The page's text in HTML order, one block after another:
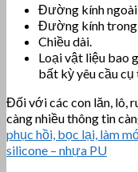
Đường kính ngoài
Đường kính trong
Chiều dài.
Loại vật liệu bao
bất kỳ yêu cầu cụ
Đối với các con lăn, lô,
càng nhiều thông tin
phục hồi, bọc lại, làm
silicone – nhựa PU